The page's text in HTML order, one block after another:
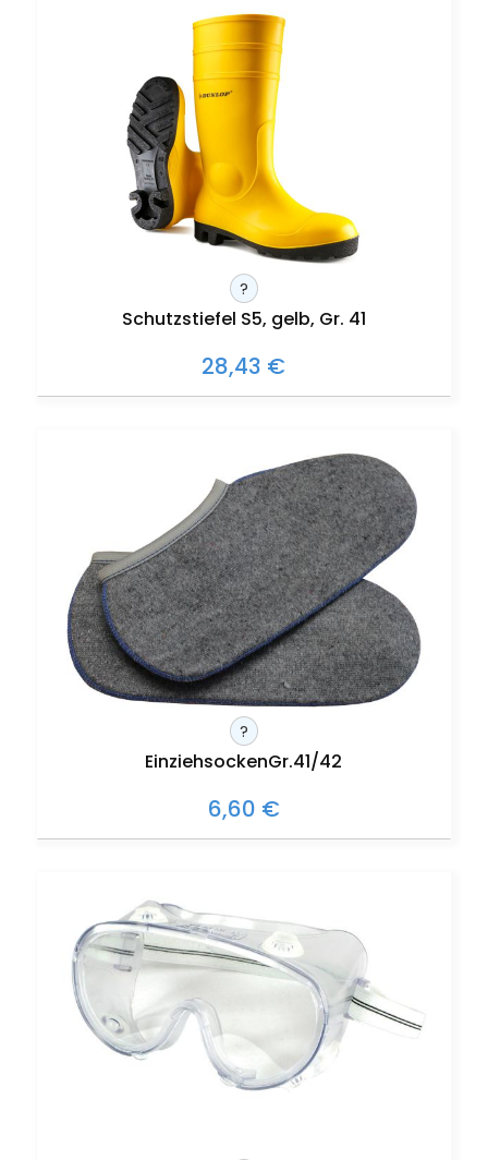
?
Schutzstiefel S5, gelb, Gr. 41
28,43 €
?
EinziehsockenGr.41/42
6,60 €